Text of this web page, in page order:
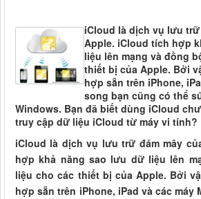
iCloud là dịch vụ lưu trữ
Apple. iCloud tích hợp
liệu lên mạng và đồng
thiết bị của Apple. Bởi
hợp sẵn trên iPhone,
song bạn cũng có thể
Windows. Bạn đã biết dùng iCloud
truy cập dữ liệu iCloud từ máy vi tính?
iCloud là dịch vụ lưu trữ đám mây
hợp khả năng sao lưu dữ liệu lên
liệu cho các thiết bị của Apple. Bởi
hợp sẵn trên iPhone, iPad và các máy